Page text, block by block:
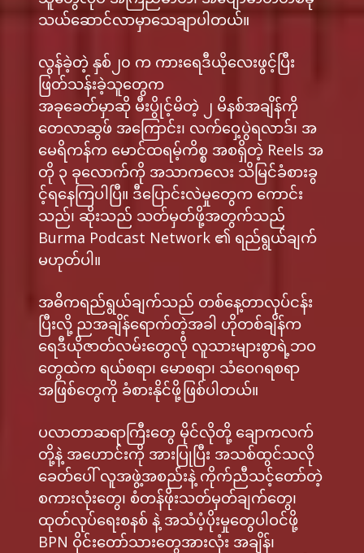
သယ်ဆောင်လာမှာသေချာပါတယ်။
လွန်ခဲ့တဲ့ နှစ်၂၀ က ကားရေဒီယိုလေးဖွင့်ပြီး
ဖြတ်သန်းခဲ့သူတွေက
အခုခေတ်မှာဆို မီးပွိုင့်မိတဲ့ ၂ မိနစ်အချိန်ကို
တေလာဆွဖ် အကြောင်း၊ လက်ဝှေ့ပွဲရလာဒ်၊ အ
မေရိကန်က မောင်ထရမ့်ကိစ္စ အစရှိတဲ့ Reels အ
တို ၃ ခုလောက်ကို အသာကလေး သိမြင်ခံစားခွ
င့်ရနေကြပါပြီ။ ဒီပြောင်းလဲမှုတွေက ကောင်း
သည်၊ ဆိုးသည် သတ်မှတ်ဖို့အတွက်သည်
Burma Podcast Network ၏ ရည်ရွယ်ချက်
မဟုတ်ပါ။
အဓိကရည်ရွယ်ချက်သည် တစ်နေ့တာလုပ်ငန်း
ပြီးလို့ ညအချိန်ရောက်တဲ့အခါ ဟိုတစ်ချိန်က
ရေဒီယိုဇာတ်လမ်းတွေလို လူသားများစွာရဲ့ဘဝ
တွေထဲက ရယ်စရာ၊ မောစရာ၊ သံဝေဂရစရာ
အဖြစ်တွေကို ခံစားနိုင်ဖို့ဖြစ်ပါတယ်။
ပလာတာဆရာကြီးတွေ မိုင်လိုတို့ ချောကလက်
တို့နဲ့ အဟောင်းကို အားပြုပြီး အသစ်ထွင်သလို
ခေတ်ပေါ် လူအဖွဲ့အစည်းနဲ့ ကိုက်ညီသင့်တော်တဲ့
စကားလုံးတွေ၊ စံတန်ဖိုးသတ်မှတ်ချက်တွေ၊
ထုတ်လုပ်ရေးစနစ် နဲ့ အသံပံ့ပိုးမှုတွေပါဝင်ဖို့
BPN ဝိုင်းတော်သားတွေအားလုံး အချိန်၊